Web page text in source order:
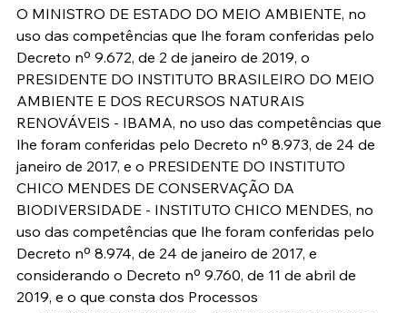
O MINISTRO DE ESTADO DO MEIO AMBIENTE, no
uso das competências que lhe foram conferidas pelo
Decreto nº 9.672, de 2 de janeiro de 2019, o
PRESIDENTE DO INSTITUTO BRASILEIRO DO MEIO
AMBIENTE E DOS RECURSOS NATURAIS
RENOVÁVEIS - IBAMA, no uso das competências que
lhe foram conferidas pelo Decreto nº 8.973, de 24 de
janeiro de 2017, e o PRESIDENTE DO INSTITUTO
CHICO MENDES DE CONSERVAÇÃO DA
BIODIVERSIDADE - INSTITUTO CHICO MENDES, no
uso das competências que lhe foram conferidas pelo
Decreto nº 8.974, de 24 de janeiro de 2017, e
considerando o Decreto nº 9.760, de 11 de abril de
2019, e o que consta dos Processos